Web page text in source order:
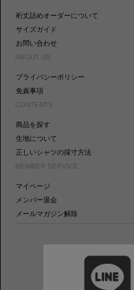
裄丈詰めオーダーについて
サイズガイド
お問い合わせ
ABOUT US
プライバシーポリシー
免責事項
CONTENTS
商品を探す
生地について
正しいシャツの採寸方法
MEMBER SERVICE
マイページ
メンバー退会
メールマガジン解除